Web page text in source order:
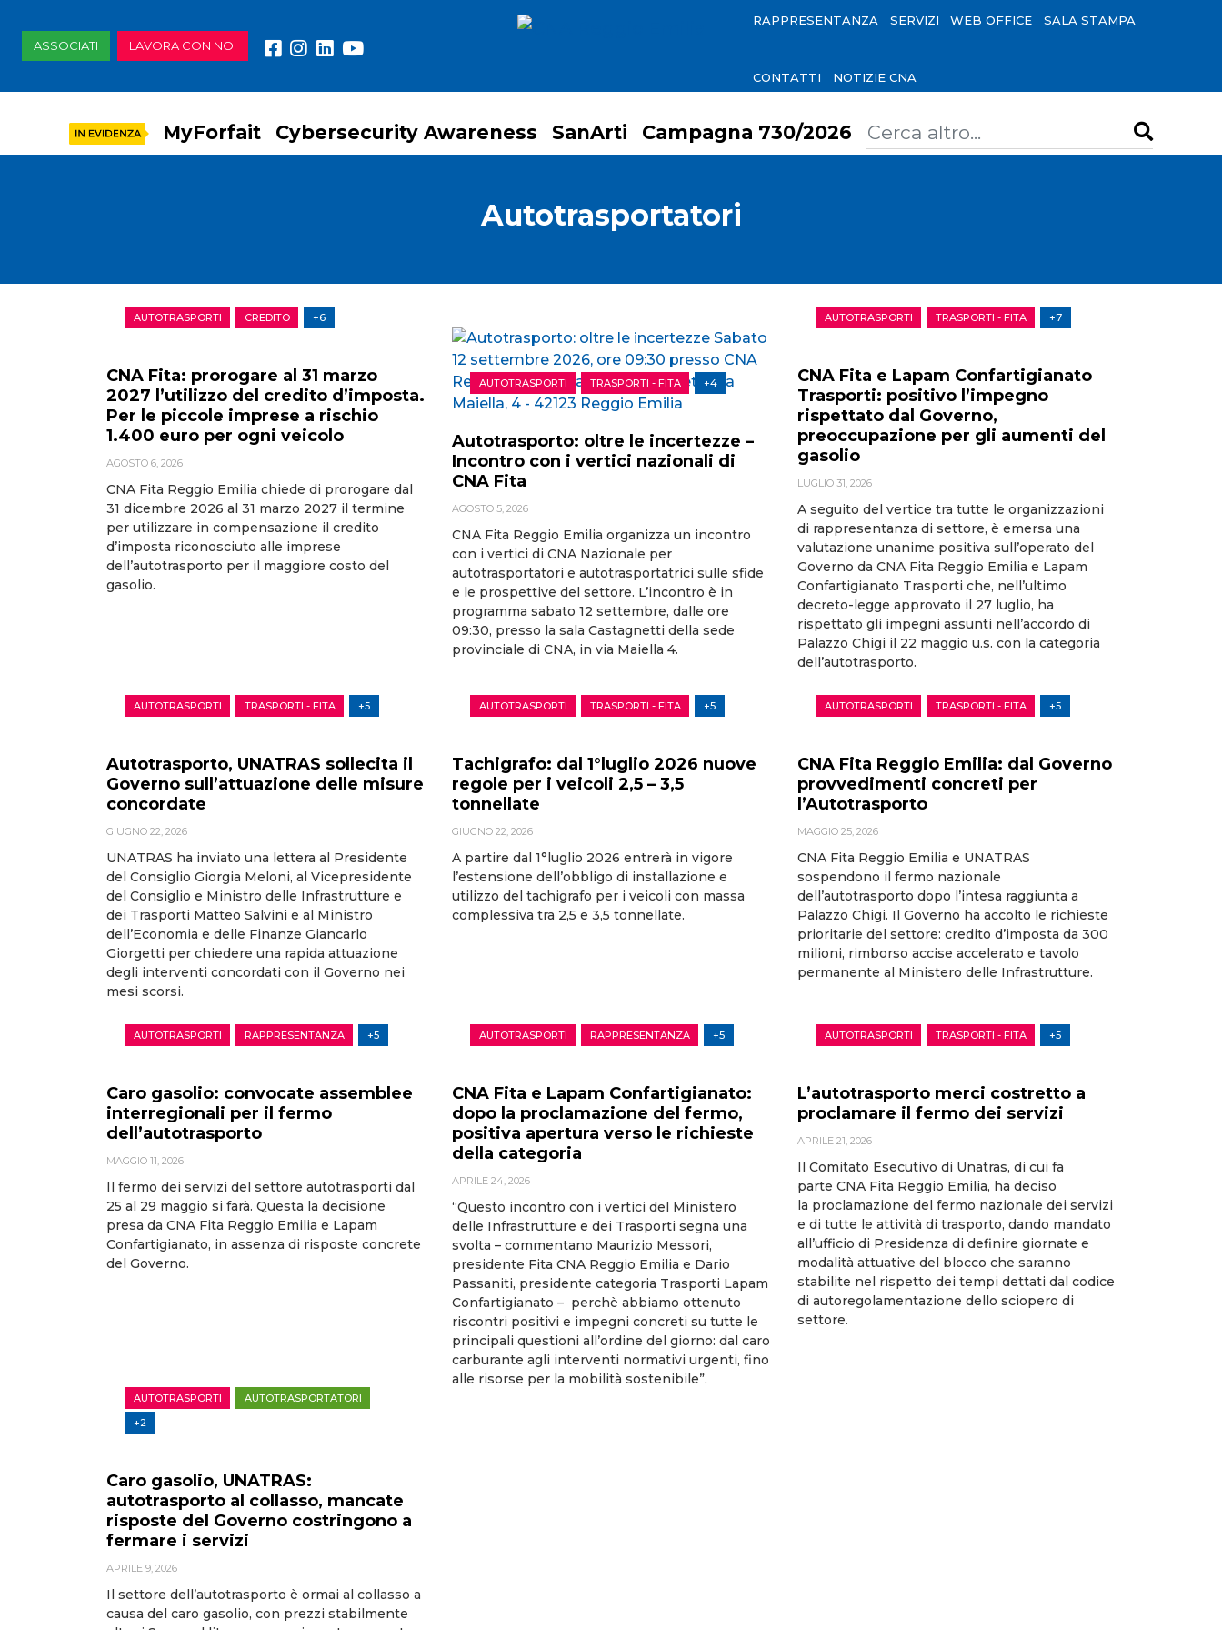
ASSOCIATI LAVORA CON NOI
RAPPRESENTANZA SERVIZI WEB OFFICE SALA STAMPA
CONTATTI NOTIZIE CNA
MyForfait Cybersecurity Awareness SanArti Campagna 730/2026
Autotrasportatori
AUTOTRASPORTI CREDITO +6
CNA Fita: prorogare al 31 marzo
2027 l’utilizzo del credito d’imposta.
Per le piccole imprese a rischio
1.400 euro per ogni veicolo
AGOSTO 6, 2026
CNA Fita Reggio Emilia chiede di prorogare dal
31 dicembre 2026 al 31 marzo 2027 il termine
per utilizzare in compensazione il credito
d’imposta riconosciuto alle imprese
dell’autotrasporto per il maggiore costo del
gasolio.
AUTOTRASPORTI TRASPORTI - FITA +4
Autotrasporto: oltre le incertezze –
Incontro con i vertici nazionali di
CNA Fita
AGOSTO 5, 2026
CNA Fita Reggio Emilia organizza un incontro
con i vertici di CNA Nazionale per
autotrasportatori e autotrasportatrici sulle sfide
e le prospettive del settore. L’incontro è in
programma sabato 12 settembre, dalle ore
09:30, presso la sala Castagnetti della sede
provinciale di CNA, in via Maiella 4.
AUTOTRASPORTI TRASPORTI - FITA +7
CNA Fita e Lapam Confartigianato
Trasporti: positivo l’impegno
rispettato dal Governo,
preoccupazione per gli aumenti del
gasolio
LUGLIO 31, 2026
A seguito del vertice tra tutte le organizzazioni
di rappresentanza di settore, è emersa una
valutazione unanime positiva sull’operato del
Governo da CNA Fita Reggio Emilia e Lapam
Confartigianato Trasporti che, nell’ultimo
decreto-legge approvato il 27 luglio, ha
rispettato gli impegni assunti nell’accordo di
Palazzo Chigi il 22 maggio u.s. con la categoria
dell’autotrasporto.
AUTOTRASPORTI TRASPORTI - FITA +5
Autotrasporto, UNATRAS sollecita il
Governo sull’attuazione delle misure
concordate
GIUGNO 22, 2026
UNATRAS ha inviato una lettera al Presidente
del Consiglio Giorgia Meloni, al Vicepresidente
del Consiglio e Ministro delle Infrastrutture e
dei Trasporti Matteo Salvini e al Ministro
dell’Economia e delle Finanze Giancarlo
Giorgetti per chiedere una rapida attuazione
degli interventi concordati con il Governo nei
mesi scorsi.
AUTOTRASPORTI TRASPORTI - FITA +5
Tachigrafo: dal 1°luglio 2026 nuove
regole per i veicoli 2,5 – 3,5
tonnellate
GIUGNO 22, 2026
A partire dal 1°luglio 2026 entrerà in vigore
l’estensione dell’obbligo di installazione e
utilizzo del tachigrafo per i veicoli con massa
complessiva tra 2,5 e 3,5 tonnellate.
AUTOTRASPORTI TRASPORTI - FITA +5
CNA Fita Reggio Emilia: dal Governo
provvedimenti concreti per
l’Autotrasporto
MAGGIO 25, 2026
CNA Fita Reggio Emilia e UNATRAS
sospendono il fermo nazionale
dell’autotrasporto dopo l’intesa raggiunta a
Palazzo Chigi. Il Governo ha accolto le richieste
prioritarie del settore: credito d’imposta da 300
milioni, rimborso accise accelerato e tavolo
permanente al Ministero delle Infrastrutture.
AUTOTRASPORTI RAPPRESENTANZA +5
Caro gasolio: convocate assemblee
interregionali per il fermo
dell’autotrasporto
MAGGIO 11, 2026
Il fermo dei servizi del settore autotrasporti dal
25 al 29 maggio si farà. Questa la decisione
presa da CNA Fita Reggio Emilia e Lapam
Confartigianato, in assenza di risposte concrete
del Governo.
AUTOTRASPORTI RAPPRESENTANZA +5
CNA Fita e Lapam Confartigianato:
dopo la proclamazione del fermo,
positiva apertura verso le richieste
della categoria
APRILE 24, 2026
“Questo incontro con i vertici del Ministero
delle Infrastrutture e dei Trasporti segna una
svolta – commentano Maurizio Messori,
presidente Fita CNA Reggio Emilia e Dario
Passaniti, presidente categoria Trasporti Lapam
Confartigianato – perchè abbiamo ottenuto
riscontri positivi e impegni concreti su tutte le
principali questioni all’ordine del giorno: dal caro
carburante agli interventi normativi urgenti, fino
alle risorse per la mobilità sostenibile”.
AUTOTRASPORTI TRASPORTI - FITA +5
L’autotrasporto merci costretto a
proclamare il fermo dei servizi
APRILE 21, 2026
Il Comitato Esecutivo di Unatras, di cui fa
parte CNA Fita Reggio Emilia, ha deciso
la proclamazione del fermo nazionale dei servizi
e di tutte le attività di trasporto, dando mandato
all’ufficio di Presidenza di definire giornate e
modalità attuative del blocco che saranno
stabilite nel rispetto dei tempi dettati dal codice
di autoregolamentazione dello sciopero di
settore.
AUTOTRASPORTI
AUTOTRASPORTATORI
+2
Caro gasolio, UNATRAS:
autotrasporto al collasso, mancate
risposte del Governo costringono a
fermare i servizi
APRILE 9, 2026
Il settore dell’autotrasporto è ormai al collasso a
causa del caro gasolio, con prezzi stabilmente